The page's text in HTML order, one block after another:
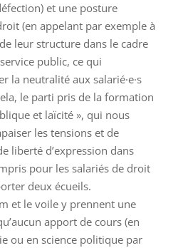
et une posture
(en appelant par exemple à
leur structure dans le cadre
public, ce qui
la neutralité aux salarié·e·s
le parti pris de la formation
et laïcité », qui nous
les tensions et de
liberté d’expression dans
pour les salariés de droit
deux écueils.
et le voile y prennent une
apport de cours (en
ou en science politique par